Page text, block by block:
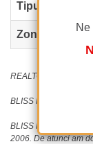
Ne
Tipul de drum
Zona protejată
REALTOR®️ | SRS®️ |
BLISS Imobiliare -
BLISS Imobiliare
2006. De atunci am